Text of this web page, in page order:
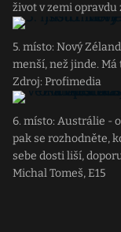
život v zemi opravdu
5. místo: Nový
menší, než jinde.
Zdroj: Profimedia
6. místo: Austrálie -
pak se rozhodněte,
sebe dosti liší,
Michal Tomeš, E15